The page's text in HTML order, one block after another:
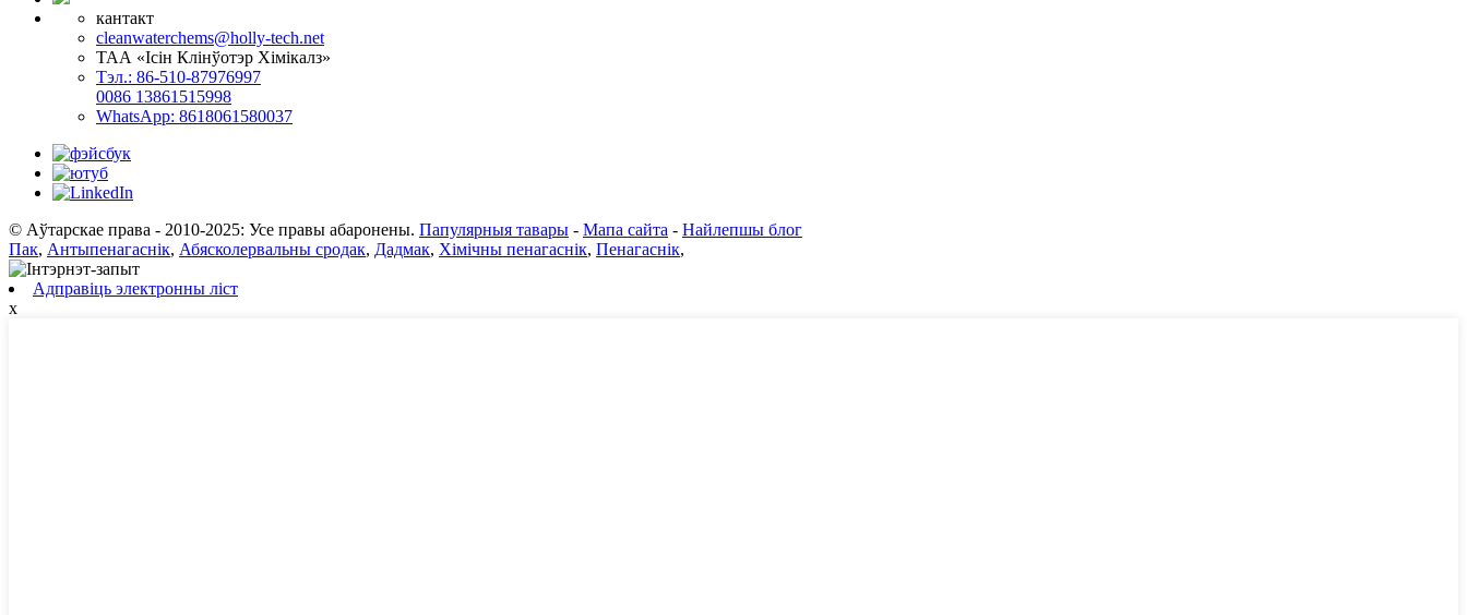
кантакт
cleanwaterchems@holly-tech.net
ТАА «Ісін Клінўотэр Хімікалз»
Тэл.: 86-510-87976997
0086 13861515998
WhatsApp: 8618061580037
© Аўтарскае права - 2010-2025: Усе правы абаронены. Папулярныя тавары - Мапа сайта - Найлепшы блог
Пак, Антыпенагаснік, Абясколервальны сродак, Дадмак, Хімічны пенагаснік, Пенагаснік,
Адправіць электронны ліст
x